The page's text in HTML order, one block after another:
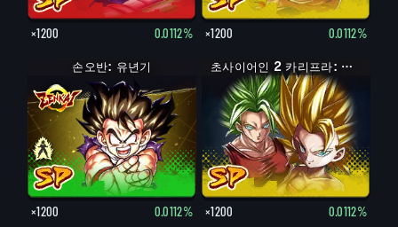
×1200 0.0112% ×1200 0.0112%
손오반: 유년기
×1200 0.0112%
초사이어인 2 카리프라: 케일 (어시스트)
×1200 0.0112%